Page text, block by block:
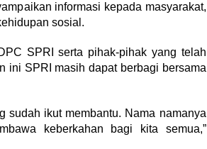
informasi kepada masyarakat,
sosial.
SPRI serta pihak-pihak yang telah
ini SPRI masih dapat berbagi bersama
sudah ikut membantu. Nama namanya
keberkahan bagi kita semua,”